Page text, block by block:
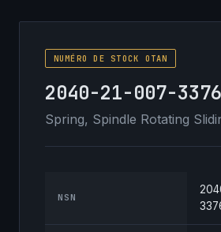
NUMÉRO DE STOCK OTAN
2040-21-007-3376
Spring, Spindle Rotating
NSN